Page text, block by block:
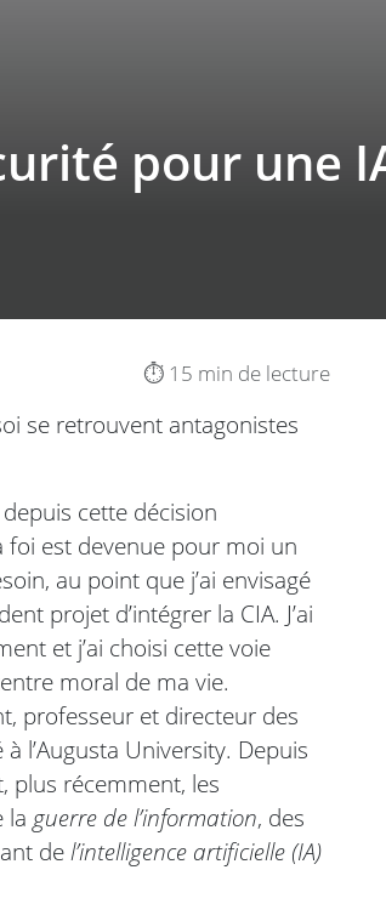
pour une
⏱️ 15 min de lecture
se retrouvent antagonistes
cette décision
est devenue pour moi un
au point que j’ai envisagé
projet d’intégrer la CIA. J’ai
et j’ai choisi cette voie
moral de ma vie.
professeur et directeur des
l’Augusta University. Depuis
plus récemment, les
la guerre de l’information, des
del’intelligence artificielle (IA)